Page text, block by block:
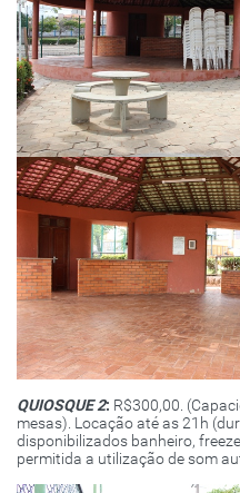
QUIOSQUE 2: R$300,00.
mesas). Locação até as 21h
disponibilizados banheiro,
permitida a utilização de som